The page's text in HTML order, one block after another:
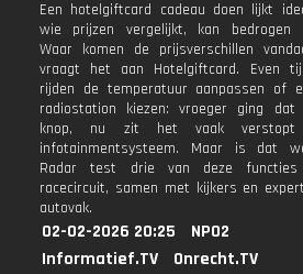
Een hotelgiftcard cadeau doen lijkt
wie prijzen vergelijkt, kan bedrogen
Waar komen de prijsverschillen
vraagt het aan Hotelgiftcard. Even
rijden de temperatuur aanpassen of
radiostation kiezen: vroeger ging
knop, nu zit het vaak
infotainmentsysteem. Maar is dat
Radar test drie van deze
racecircuit, samen met kijkers en
autovak.
02-02-2026 20:25
NPO2
Informatief.TV
Onrecht.TV